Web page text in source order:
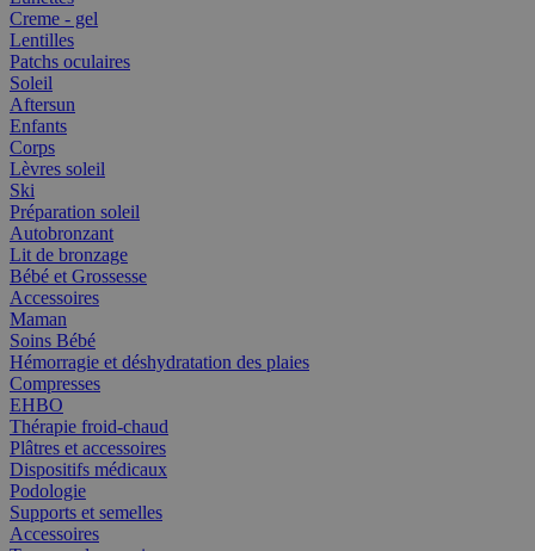
Creme - gel
Lentilles
Patchs oculaires
Soleil
Aftersun
Enfants
Corps
Lèvres soleil
Ski
Préparation soleil
Autobronzant
Lit de bronzage
Bébé et Grossesse
Accessoires
Maman
Soins Bébé
Hémorragie et déshydratation des plaies
Compresses
EHBO
Thérapie froid-chaud
Plâtres et accessoires
Dispositifs médicaux
Podologie
Supports et semelles
Accessoires